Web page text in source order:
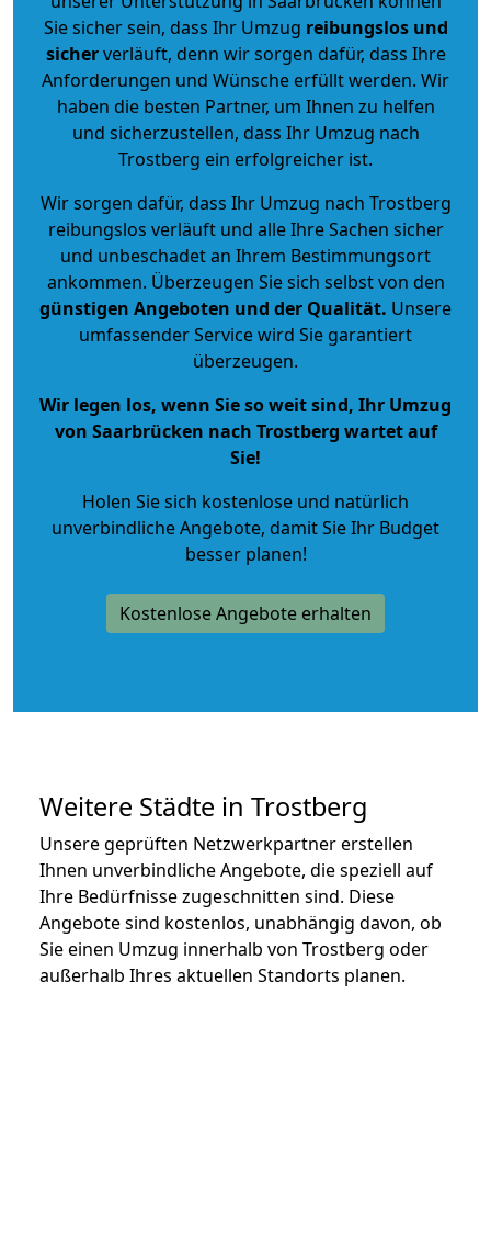
Sie sicher sein, dass Ihr Umzug reibungslos und
sicherverläuft, denn wir sorgen dafür, dass Ihre
Anforderungen und Wünsche erfüllt werden. Wir
haben die besten Partner, um Ihnen zu helfen
und sicherzustellen, dass Ihr Umzug nach
Trostberg ein erfolgreicher ist.
Wir sorgen dafür, dass Ihr Umzug nach Trostberg
reibungslos verläuft und alle Ihre Sachen sicher
und unbeschadet an Ihrem Bestimmungsort
ankommen. Überzeugen Sie sich selbst von den
günstigen Angeboten und der Qualität. Unsere
umfassender Service wird Sie garantiert
überzeugen.
Wir legen los, wenn Sie so weit sind, Ihr Umzug
von Saarbrücken nach Trostberg wartet auf
Sie!
Holen Sie sich kostenlose und natürlich
unverbindliche Angebote, damit Sie Ihr Budget
besser planen!
Kostenlose Angebote erhalten
Weitere Städte in Trostberg
Unsere geprüften Netzwerkpartner erstellen
Ihnen unverbindliche Angebote, die speziell auf
Ihre Bedürfnisse zugeschnitten sind. Diese
Angebote sind kostenlos, unabhängig davon, ob
Sie einen Umzug innerhalb von Trostberg oder
außerhalb Ihres aktuellen Standorts planen.